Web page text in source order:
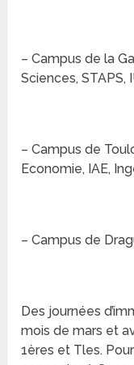
– Campus de la
Sciences, STAPS,
– Campus de
Economie, IAE,
– Campus de
Des journées
mois de mars et
1ères et Tles.